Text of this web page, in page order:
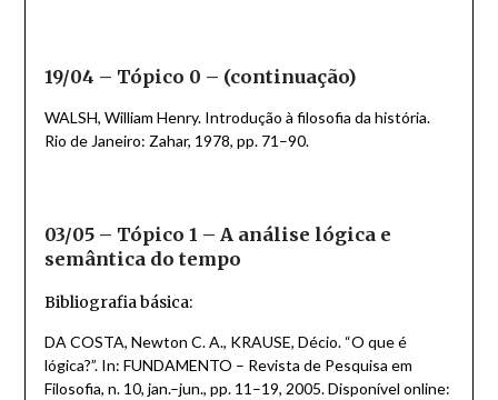
19/04 – Tópico 0 – (continuação)
WALSH, William Henry. Introdução à filosofia da história.
Rio de Janeiro: Zahar, 1978, pp. 71–90.
03/05 – Tópico 1 – A análise lógica e
semântica do tempo
Bibliografia básica:
DA COSTA, Newton C. A., KRAUSE, Décio. “O que é
lógica?”. In: FUNDAMENTO – Revista de Pesquisa em
Filosofia, n. 10, jan.–jun., pp. 11–19, 2005. Disponível online: